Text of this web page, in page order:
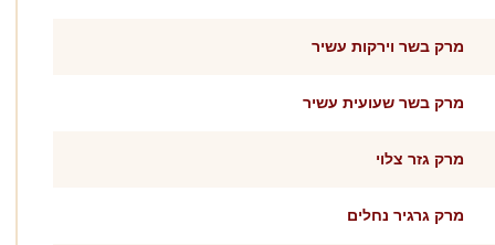
מרק בשר וירקות עשיר
מרק בשר שעועית עשיר
מרק גזר צלוי
מרק גרגיר נחלים